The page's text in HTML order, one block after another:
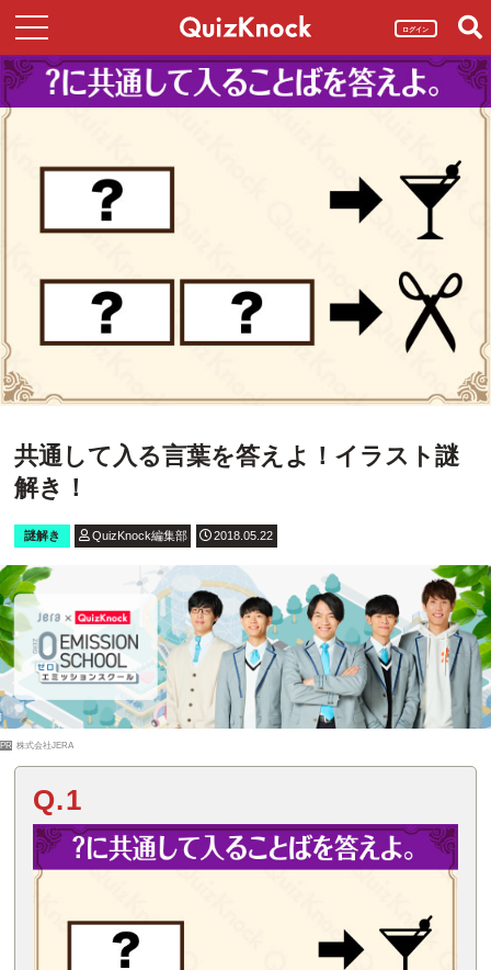
ログイン
共通して入る言葉を答えよ！イラスト謎
解き！
謎解き QuizKnock編集部 2018.05.22
PR 株式会社JERA
Q.1